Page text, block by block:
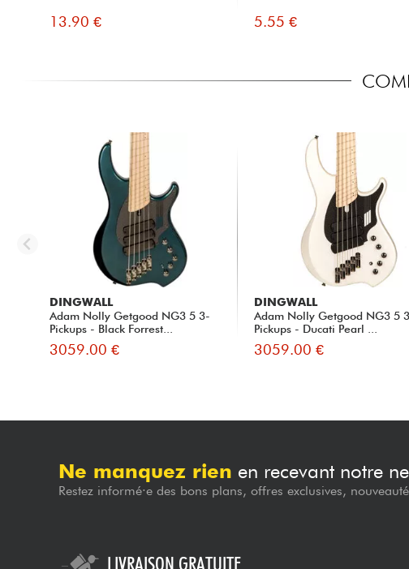
13.90 € 5.55 €
DINGWALL
Adam Nolly Getgood NG3 5 3-
Pickups - Black Forrest...
3059.00 €
DINGWALL
Adam Nolly Getgood NG3 5
Pickups - Ducati Pearl ...
3059.00 €
Ne manquez rien en recevant notre
Restez informé·e des bons plans, offres exclusives,
LIVRAISON GRATUITE